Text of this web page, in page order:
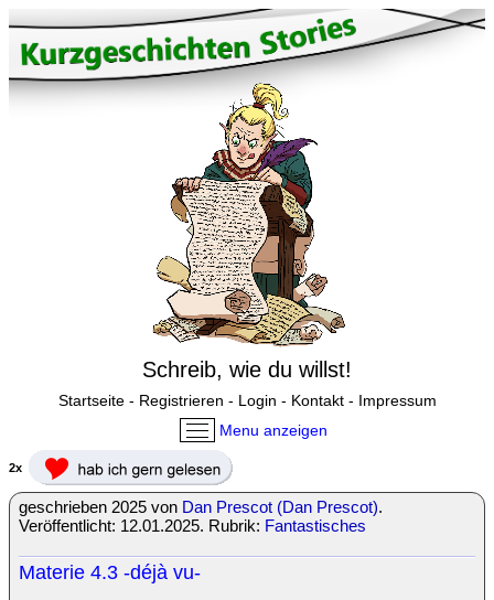
Schreib, wie du willst!
Startseite- Registrieren - Login - Kontakt- Impressum
Menu anzeigen
2x
geschrieben 2025 von Dan Prescot (Dan Prescot).
Veröffentlicht: 12.01.2025. Rubrik: Fantastisches
Materie 4.3 -déjà vu-